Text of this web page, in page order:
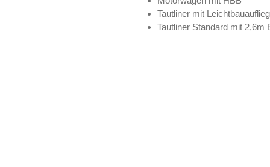
Tautliner mit
Tautliner Standard mit 2,6m